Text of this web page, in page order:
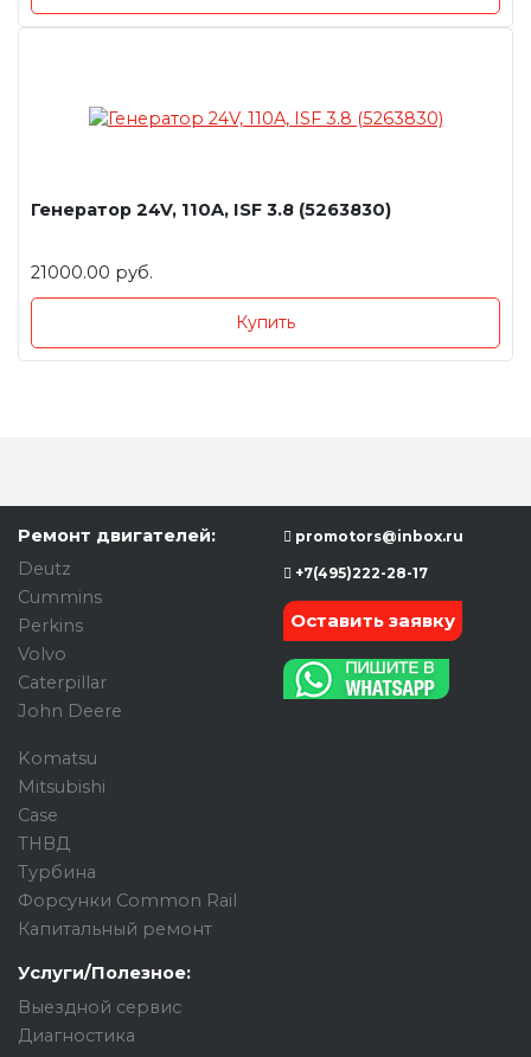
Генератор 24V, 110A, ISF 3.8 (5263830)
21000.00 руб.
Купить
Ремонт двигателей:
Deutz
Cummins
Perkins
Volvo
Caterpillar
John Deere
Komatsu
Mitsubishi
Case
ТНВД
Турбина
Форсунки Common Rail
Капитальный ремонт
Услуги/Полезное:
Выездной сервис
Диагностика
promotors@inbox.ru
+7(495)222-28-17
Оставить заявку